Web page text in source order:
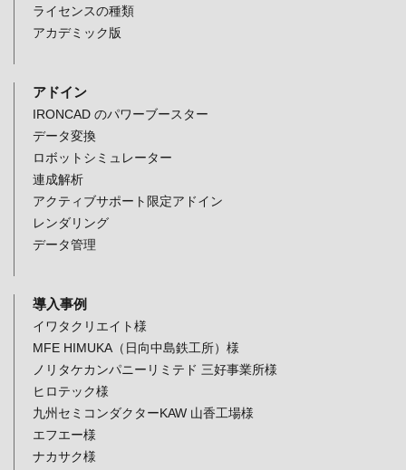
ライセンスの種類
アカデミック版
アドイン
IRONCAD のパワーブースター
データ変換
ロボットシミュレーター
連成解析
アクティブサポート限定アドイン
レンダリング
データ管理
導入事例
イワタクリエイト様
MFE HIMUKA（日向中島鉄工所）様
ノリタケカンパニーリミテド 三好事業所様
ヒロテック様
九州セミコンダクターKAW 山香工場様
エフエー様
ナカサク様